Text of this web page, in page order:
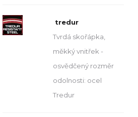
tredur
Tvrdá skořápka,
měkký vnitřek -
osvědčený rozměr
odolnosti: ocel
Tredur